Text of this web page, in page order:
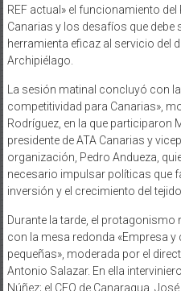
REF actual» el funcionamiento
Canarias y los desafíos que debe
herramienta eficaz al servicio del
Archipiélago.
La sesión matinal concluyó con
competitividad para Canarias»,
Rodríguez, en la que participaron
presidente de ATA Canarias y
organización, Pedro Andueza,
necesario impulsar políticas que
inversión y el crecimiento del
Durante la tarde, el protagonismo
con la mesa redonda «Empresa
pequeñas», moderada por el
Antonio Salazar. En ella
Núñez; el CEO de Canaragua,